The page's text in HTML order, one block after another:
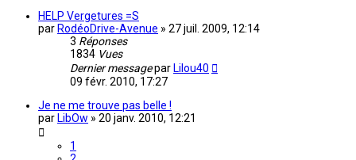
HELP Vergetures =S
par RodéoDrive-Avenue » 27 juil. 2009, 12:14
3 Réponses
1834 Vues
Dernier messagepar Lilou40
09 févr. 2010, 17:27
Je ne me trouve pas belle !
par LibOw » 20 janv. 2010, 12:21
1